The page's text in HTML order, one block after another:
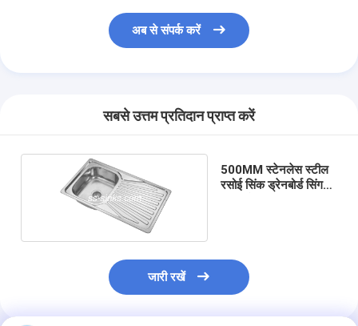
अब से संपर्क करें
सबसे उत्तम प्रतिदान प्राप्त करें
500MM स्टेनलेस स्टील
रसोई सिंक ड्रेनबोर्ड सिंगल
जारी रखें